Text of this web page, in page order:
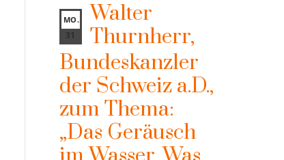
MO.
31
Walter
Thurnherr,
Bundeskanzler
der Schweiz a.D.,
zum Thema:
„Das Geräusch